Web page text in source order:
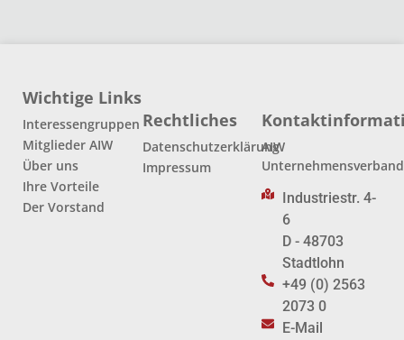
Wichtige Links
Interessengruppen
Mitglieder AIW
Über uns
Ihre Vorteile
Der Vorstand
Rechtliches
Datenschutzerklärung
Impressum
AIW
Unternehmensverband
Industriestr. 4-
6
D - 48703
Stadtlohn
+49 (0) 2563
2073 0
E-Mail